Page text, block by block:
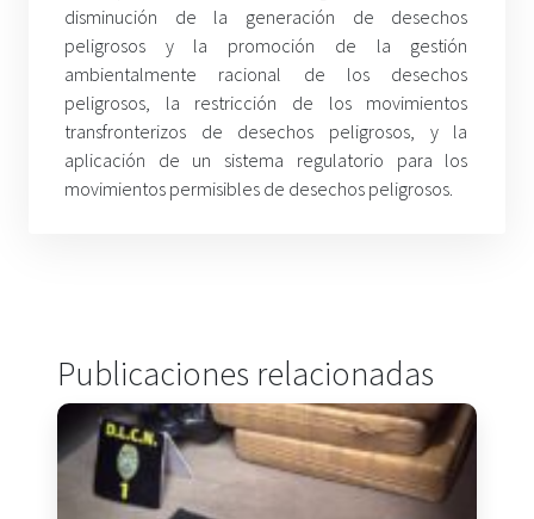
disminución de la generación de desechos
peligrosos y la promoción de la gestión
ambientalmente racional de los desechos
peligrosos, la restricción de los movimientos
transfronterizos de desechos peligrosos, y la
aplicación de un sistema regulatorio para los
movimientos permisibles de desechos peligrosos.
Publicaciones relacionadas